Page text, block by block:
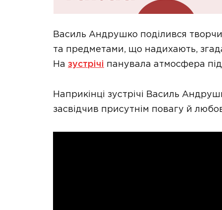
Василь Андрушко поділився
та предметами, що надихають,
На зустрічі панувала атмосфера
Наприкінці зустрічі Василь
засвідчив присутнім повагу й